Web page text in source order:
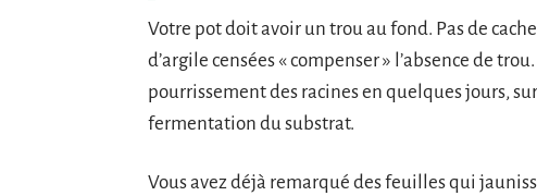
Votre pot doit avoir un trou au fond. Pas de
d’argile censées « compenser » l’absence de
pourrissement des racines en quelques jours,
fermentation du substrat.
Vous avez déjà remarqué des feuilles qui